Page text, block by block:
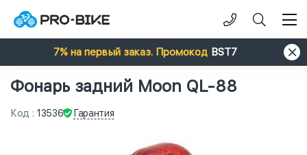
7% на первый заказ. Промокод BST7
Фонарь задний Moon QL-88
Код : 13536 Гарантия